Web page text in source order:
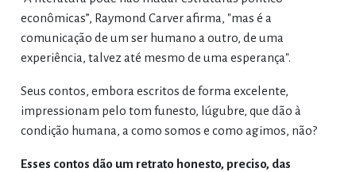
econômicas”, Raymond Carver afirma, "mas é a
comunicação de um ser humano a outro, de uma
experiência, talvez até mesmo de uma esperança".
Seus contos, embora escritos de forma excelente,
impressionam pelo tom funesto, lúgubre, que dão à
condição humana, a como somos e como agimos, não?
Esses contos dão um retrato honesto, preciso, das